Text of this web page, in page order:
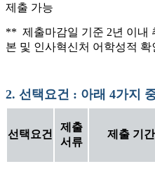
제출 가능
** 제출마감일 기준 2년 이내
본 및 인사혁신처 어학성적
2. 선택요건 : 아래 4가지
선택요건
제출
서류
제출 기간